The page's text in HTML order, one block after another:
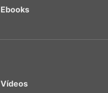
Ebooks
Vídeos